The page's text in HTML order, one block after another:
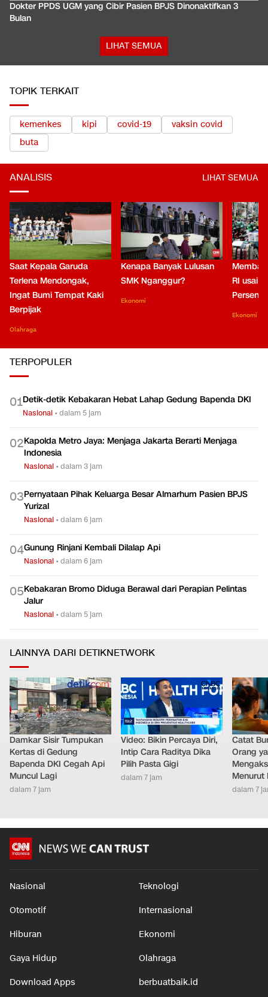
Dokter PPDS UGM yang Cibir Pasien BPJS Dinonaktifkan 3
Bulan
LIHAT SEMUA
TOPIK TERKAIT
kemenkes kipi covid-19
vaksin covid
buta
ANALISIS LIHAT SEMUA
Saat Kepala Garuda
Terlena Mendongak,
Ingat Bumi Tempat Kaki
Berpijak
Olahraga
Kenapa Banyak Lulusan
SMK Nganggur?
Ekonomi
RI usai
Persen
Ekonomi
TERPOPULER
01Detik-detik Kebakaran Hebat Lahap Gedung Bapenda DKI
Nasional •dalam 5 jam
02Kapolda Metro Jaya: Menjaga Jakarta Berarti Menjaga
Indonesia
Nasional •dalam 3 jam
03Pernyataan Pihak Keluarga Besar Almarhum Pasien BPJS
Yurizal
Nasional •dalam 6 jam
04Gunung Rinjani Kembali Dilalap Api
Nasional •dalam 6 jam
05Kebakaran Bromo Diduga Berawal dari Perapian Pelintas
Jalur
Nasional •dalam 5 jam
LAINNYA DARI DETIKNETWORK
Damkar Sisir Tumpukan
Kertas di Gedung
Bapenda DKI Cegah Api
Muncul Lagi
dalam 7 jam
Video: Bikin Percaya Diri,
Intip Cara Raditya Dika
Pilih Pasta Gigi
dalam 7 jam
Catat
Orang
Menurut
dalam 7
Nasional Teknologi
Otomotif Internasional
Hiburan Ekonomi
Gaya Hidup Olahraga
Download Apps berbuatbaik.id